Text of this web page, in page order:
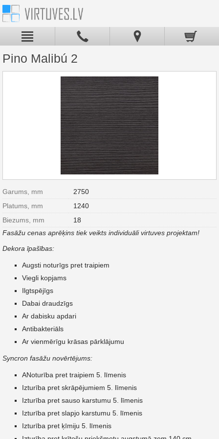
Pino Malibú 2
Garums, mm
2750
Platums, mm
1240
Biezums, mm
18
Fasāžu cenas aprēķins tiek veikts individuāli virtuves projektam!
Dekora īpašības:
Augsti noturīgs pret traipiem
Viegli kopjams
Ilgtspējīgs
Dabai draudzīgs
Ar dabisku apdari
Antibakteriāls
Ar vienmērīgu krāsas pārklājumu
Syncron fasāžu novērtējums:
ANoturība pret traipiem 5. līmenis
Izturība pret skrāpējumiem 5. līmenis
Izturība pret sauso karstumu 5. līmenis
Izturība pret slapjo karstumu 5. līmenis
Izturība pret ķīmiju 5. līmenis